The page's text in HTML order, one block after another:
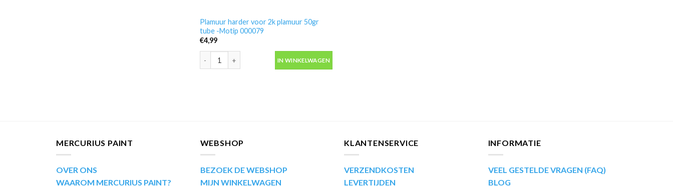
Plamuur harder voor 2k plamuur 50gr
tube -Motip 000079
€4,99
Plamuur harder voor 2k plamuur 50gr tube -Motip 000079 aantal
IN WINKELWAGEN
MERCURIUS PAINT
OVER ONS
WAAROM MERCURIUS PAINT?
WEBSHOP
BEZOEK DE WEBSHOP
MIJN WINKELWAGEN
KLANTENSERVICE
VERZENDKOSTEN
LEVERTIJDEN
INFORMATIE
VEEL GESTELDE VRAGEN (FAQ)
BLOG